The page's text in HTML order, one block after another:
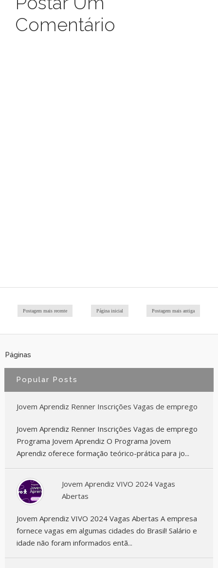
Comentário
Postagem mais recente Postagem mais antiga
Página inicial
Páginas
Popular Posts
Jovem Aprendiz Renner Inscrições Vagas de emprego
Jovem Aprendiz Renner Inscrições Vagas de emprego
Programa Jovem Aprendiz O Programa Jovem
Aprendiz oferece formação teórico-prática para jo...
Jovem Aprendiz VIVO 2024 Vagas
Abertas
Jovem Aprendiz VIVO 2024 Vagas Abertas A empresa
fornece vagas em algumas cidades do Brasil! Salário e
idade não foram informados entã...